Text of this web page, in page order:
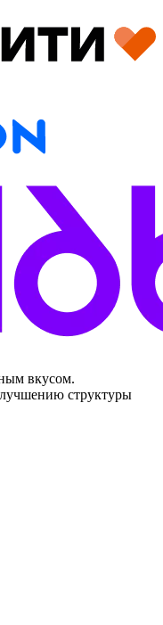
вкусом.
структуры